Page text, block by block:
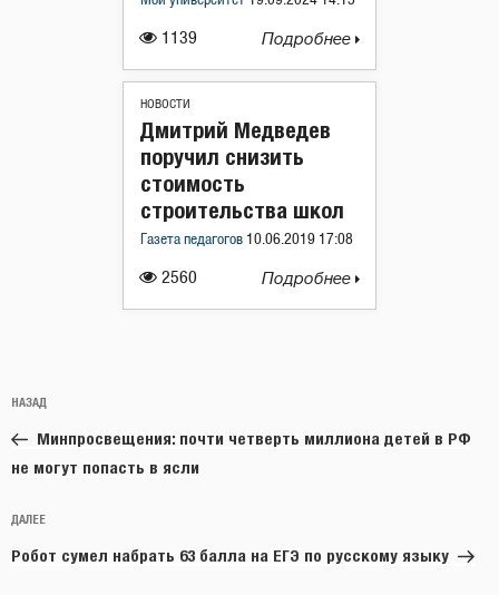
1139 Подробнее
НОВОСТИ
2560
Дмитрий Медведев
поручил снизить
стоимость
строительства школ
Газета педагогов 10.06.2019 17:08
Подробнее
по
записям
Предыдущая
запись:
НАЗАД
Минпросвещения: почти четверть миллиона детей в РФ
не могут попасть в ясли
Следующая
запись
ДАЛЕЕ
Робот сумел набрать 63 балла на ЕГЭ по русскому языку